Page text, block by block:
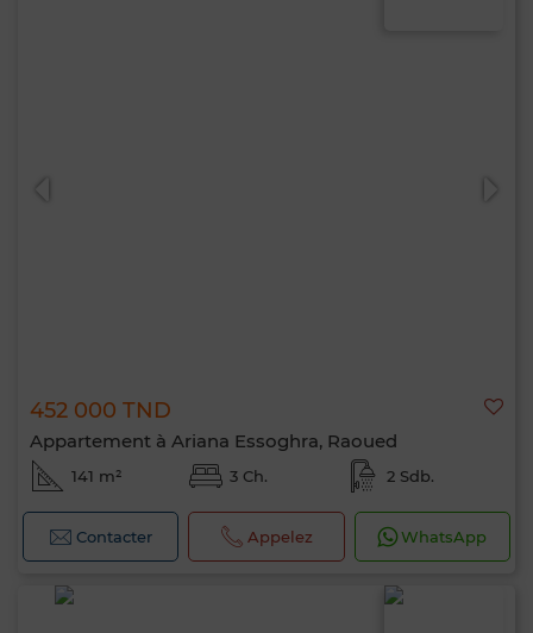
452 000 TND
Appartement à Ariana Essoghra, Raoued
141 m² 3 Ch. 2 Sdb.
Contacter Appelez WhatsApp